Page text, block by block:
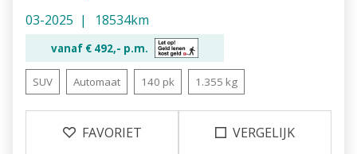
03-2025 18534km
vanaf € 492,- p.m.
SUV Automaat 140 pk 1.355 kg
FAVORIET VERGELIJK